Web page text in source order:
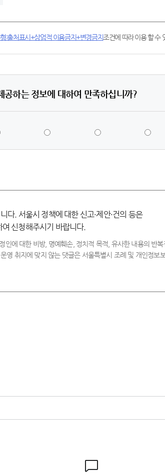
:출처표시+상업적 이용금지+변경금지조건에 따라 이용 할 수
공하는 정보에 대하여 만족하십니까?
다. 서울시 정책에 대한 신고·제안·건의 등은
여 신청해주시기 바랍니다.
인에 대한 비방, 명예훼손, 정치적 목적, 유사한 내용의 반복
영 취지에 맞지 않는 댓글은 서울특별시 조례 및 개인정보